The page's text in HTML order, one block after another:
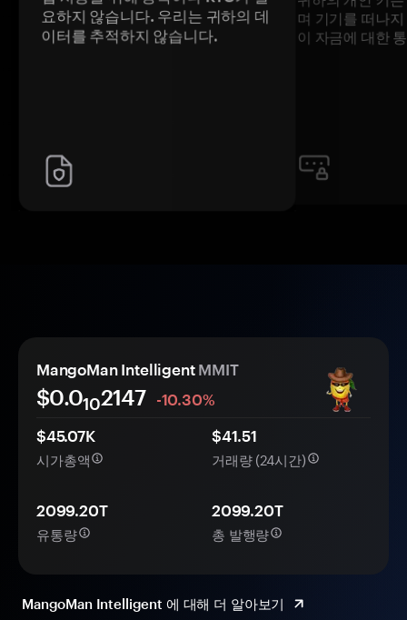
요하지 않습니다. 우리는 귀하의 데
이터를 추적하지 않습니다.
며 기기를 떠나
이 자금에 대한
MangoMan Intelligent MMIT
$0.0102147
-10.30%
$45.07K
시가총액
$41.51
거래량 (24시간)
2099.20T
유통량
2099.20T
총 발행량
MangoMan Intelligent 에 대해 더 알아보기